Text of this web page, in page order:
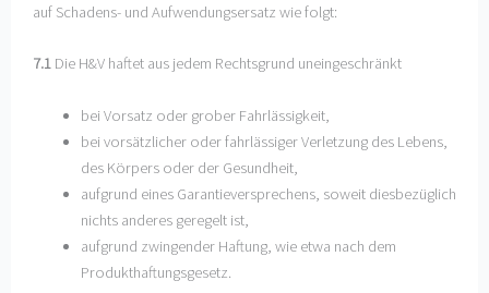
auf Schadens- und Aufwendungsersatz wie folgt:
7.1 Die H&V haftet aus jedem Rechtsgrund uneingeschränkt
bei Vorsatz oder grober Fahrlässigkeit,
bei vorsätzlicher oder fahrlässiger Verletzung des Lebens,
des Körpers oder der Gesundheit,
aufgrund eines Garantieversprechens, soweit diesbezüglich
nichts anderes geregelt ist,
aufgrund zwingender Haftung, wie etwa nach dem
Produkthaftungsgesetz.